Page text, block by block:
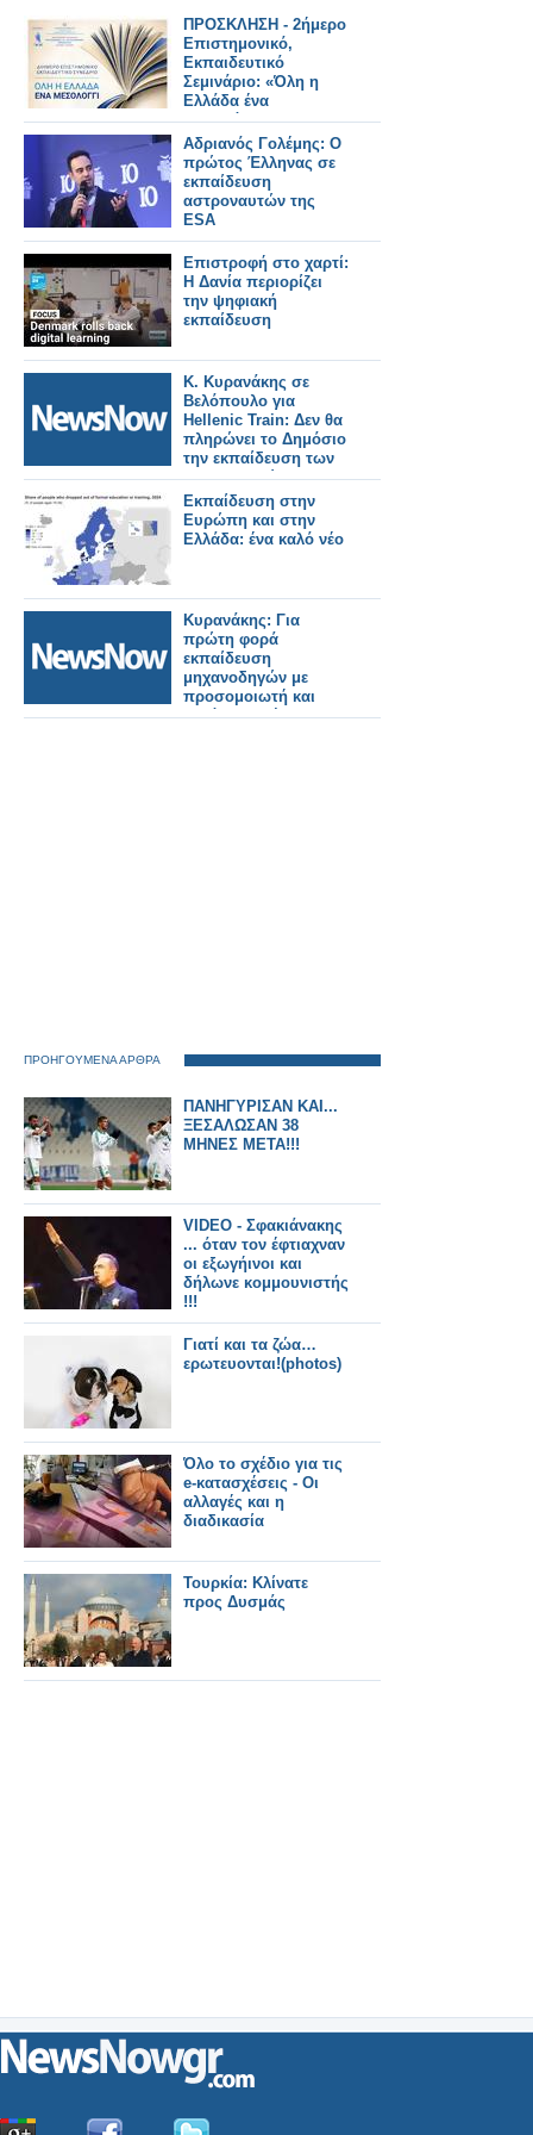
ΠΡΟΣΚΛΗΣΗ - 2ήμερο
Επιστημονικό,
Εκπαιδευτικό
Σεμινάριο: «Όλη η
Ελλάδα ένα
Μεσολόγγι: 200
χρόνια Εκπαίδευση
και Αξίες σε
Διαχρονικό Διάλογο»
(Ι.Π. Μεσολογγίου 25-
26/4/2026)
Αδριανός Γολέμης: Ο
πρώτος Έλληνας σε
εκπαίδευση
αστροναυτών της
ESA
Επιστροφή στο χαρτί:
Η Δανία περιορίζει
την ψηφιακή
εκπαίδευση
Κ. Κυρανάκης σε
Βελόπουλο για
Hellenic Train: Δεν θα
πληρώνει το Δημόσιο
την εκπαίδευση των
μηχανοδηγών στους
ιδιώτες παρόχους
Εκπαίδευση στην
Ευρώπη και στην
Ελλάδα: ένα καλό νέο
Κυρανάκης: Για
πρώτη φορά
εκπαίδευση
μηχανοδηγών με
προσομοιωτή και
αυτόματη πέδηση
ΠΡΟΗΓΟΥΜΕΝΑ ΑΡΘΡΑ
ΠΑΝΗΓΥΡΙΣΑΝ ΚΑΙ...
ΞΕΣΑΛΩΣΑΝ 38
ΜΗΝΕΣ ΜΕΤΑ!!!
VIDEO - Σφακιάνακης
... όταν τον έφτιαχναν
οι εξωγήινοι και
δήλωνε κομμουνιστής
!!!
Γιατί και τα ζώα…
ερωτευονται!(photos)
Όλο το σχέδιο για τις
e-κατασχέσεις - Οι
αλλαγές και η
διαδικασία
Τουρκία: Κλίνατε
προς Δυσμάς